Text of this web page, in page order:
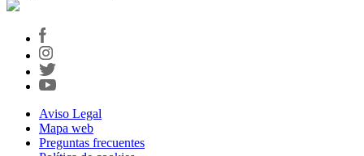
Aviso Legal
Mapa web
Preguntas frecuentes